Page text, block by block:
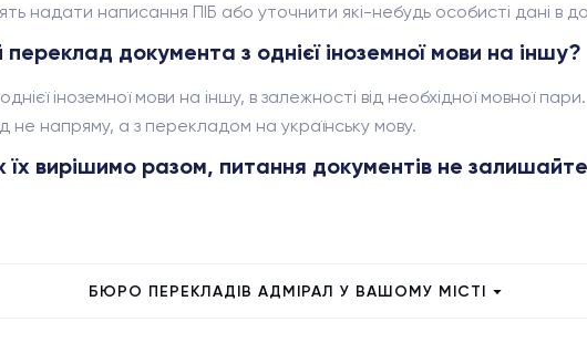
надати написання ПІБ або уточнити які-небудь особисті дані в
документа з однієї іноземної мови на іншу?
іноземної мови на іншу, в залежності від необхідної мовної
напряму, а з перекладом на українську мову.
вирішимо разом, питання документів не
БЮРО ПЕРЕКЛАДІВ АДМІРАЛ У ВАШОМУ МІСТІ